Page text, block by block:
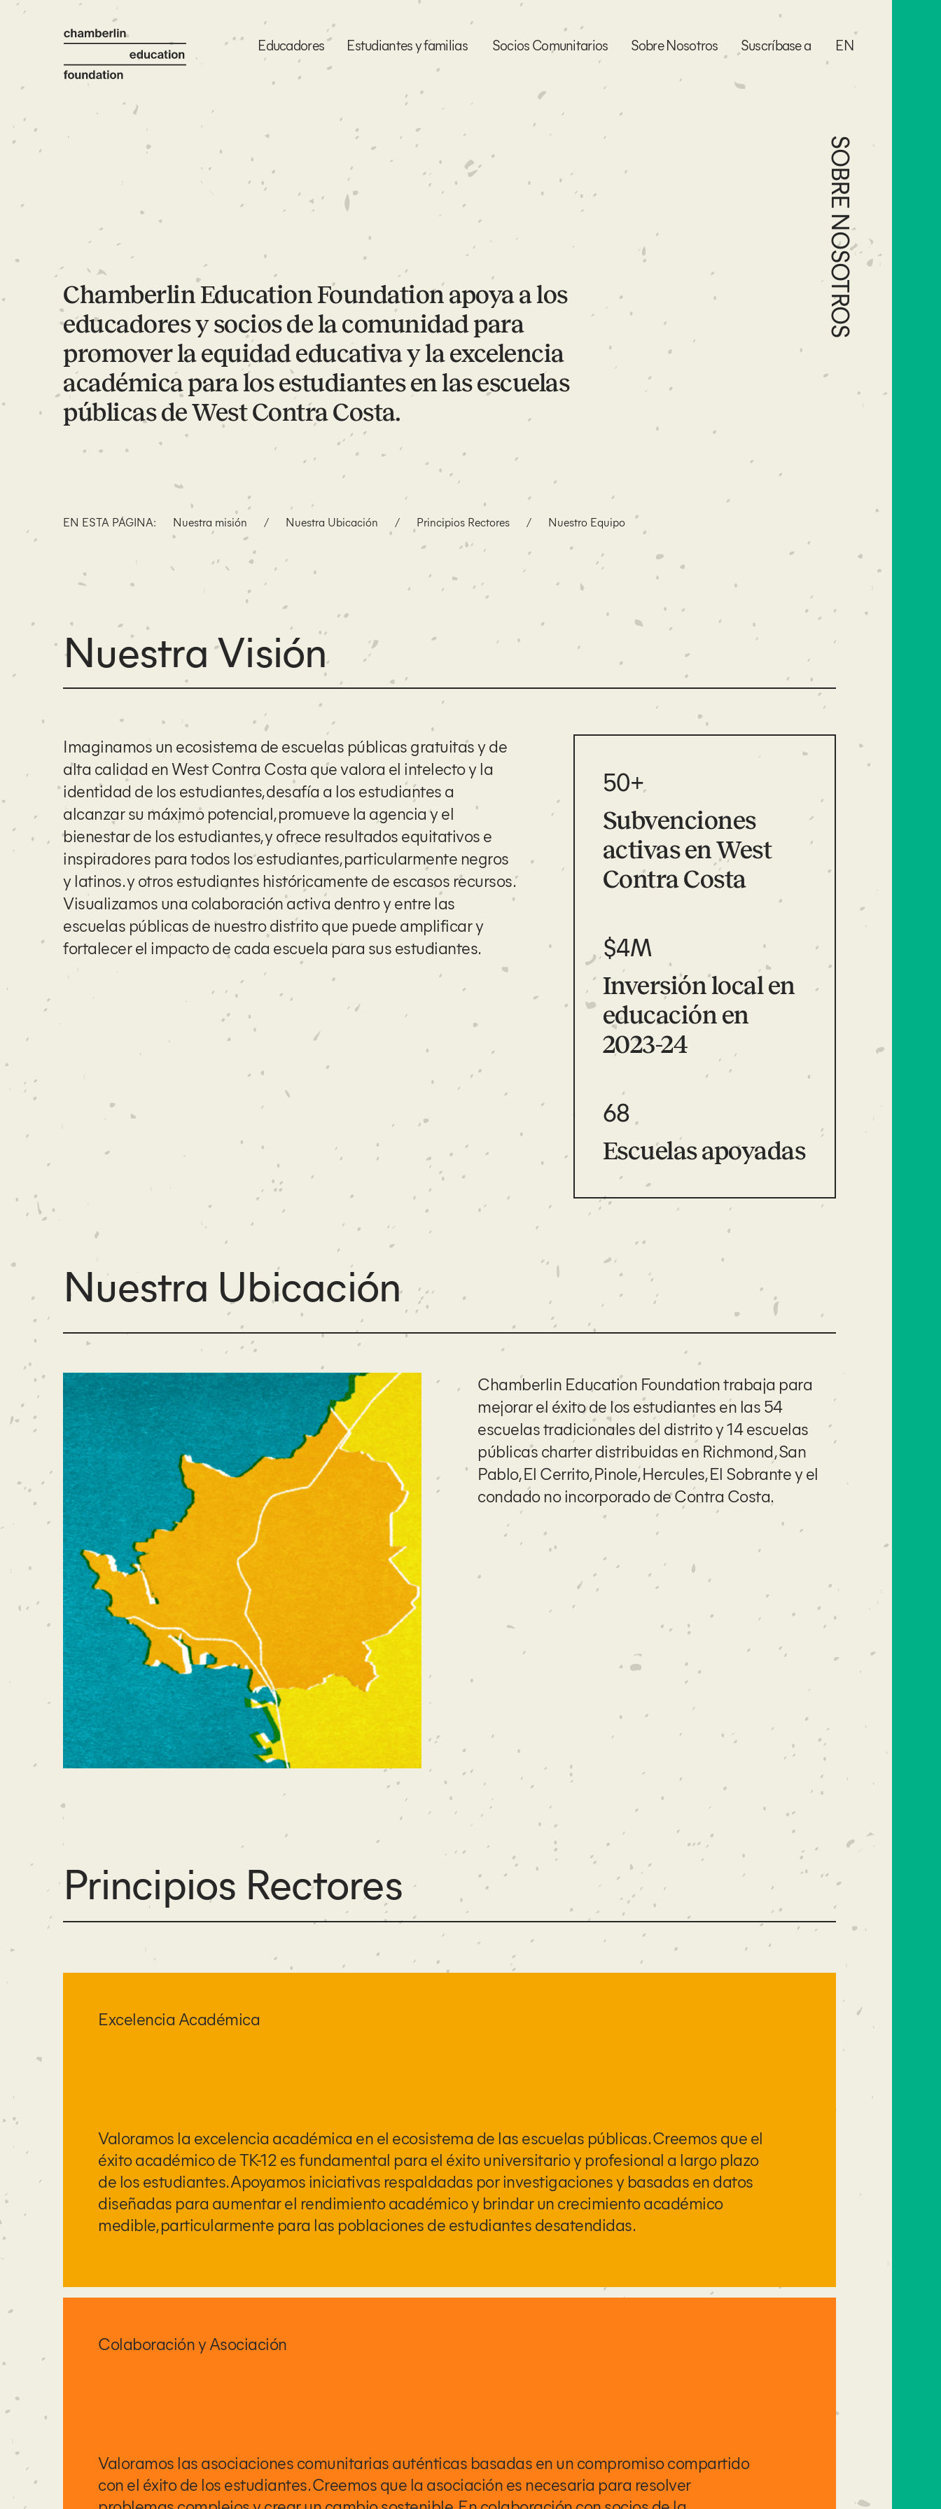
Educadores Estudiantes y familias Socios Comunitarios Sobre Nosotros Suscríbase a EN
SOBRE NOSOTROS
Chamberlin Education Foundation apoya a los
educadores y socios de la comunidad para
promover la equidad educativa y la excelencia
académica para los estudiantes en las escuelas
públicas de West Contra Costa.
EN ESTA PÁGINA: Nuestra misión / Nuestra Ubicación / Principios Rectores / Nuestro Equipo
Nuestra Visión
Imaginamos un ecosistema de escuelas públicas gratuitas y de
alta calidad en West Contra Costa que valora el intelecto y la
identidad de los estudiantes, desafía a los estudiantes a
alcanzar su máximo potencial, promueve la agencia y el
bienestar de los estudiantes, y ofrece resultados equitativos e
inspiradores para todos los estudiantes, particularmente negros
y latinos. y otros estudiantes históricamente de escasos recursos.
Visualizamos una colaboración activa dentro y entre las
escuelas públicas de nuestro distrito que puede amplificar y
fortalecer el impacto de cada escuela para sus estudiantes.
50+
Subvenciones
activas en West
Contra Costa
$4M
Inversión local en
educación en
2023-24
68
Escuelas apoyadas
Nuestra Ubicación
Chamberlin Education Foundation trabaja para
mejorar el éxito de los estudiantes en las 54
escuelas tradicionales del distrito y 14 escuelas
públicas charter distribuidas en Richmond, San
Pablo, El Cerrito, Pinole, Hercules, El Sobrante y el
condado no incorporado de Contra Costa.
Principios Rectores
Excelencia Académica
Valoramos la excelencia académica en el ecosistema de las escuelas públicas. Creemos que el
éxito académico de TK-12 es fundamental para el éxito universitario y profesional a largo plazo
de los estudiantes. Apoyamos iniciativas respaldadas por investigaciones y basadas en datos
diseñadas para aumentar el rendimiento académico y brindar un crecimiento académico
medible, particularmente para las poblaciones de estudiantes desatendidas.
Colaboración y Asociación
Valoramos las asociaciones comunitarias auténticas basadas en un compromiso compartido
con el éxito de los estudiantes. Creemos que la asociación es necesaria para resolver